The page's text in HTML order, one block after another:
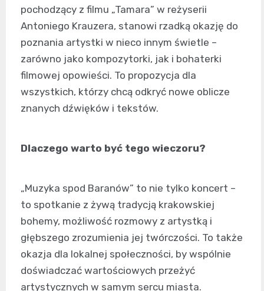
pochodzący z filmu „Tamara” w reżyserii
Antoniego Krauzera, stanowi rzadką okazję do
poznania artystki w nieco innym świetle –
zarówno jako kompozytorki, jak i bohaterki
filmowej opowieści. To propozycja dla
wszystkich, którzy chcą odkryć nowe oblicze
znanych dźwięków i tekstów.
Dlaczego warto być tego wieczoru?
„Muzyka spod Baranów” to nie tylko koncert –
to spotkanie z żywą tradycją krakowskiej
bohemy, możliwość rozmowy z artystką i
głębszego zrozumienia jej twórczości. To także
okazja dla lokalnej społeczności, by wspólnie
doświadczać wartościowych przeżyć
artystycznych w samym sercu miasta.